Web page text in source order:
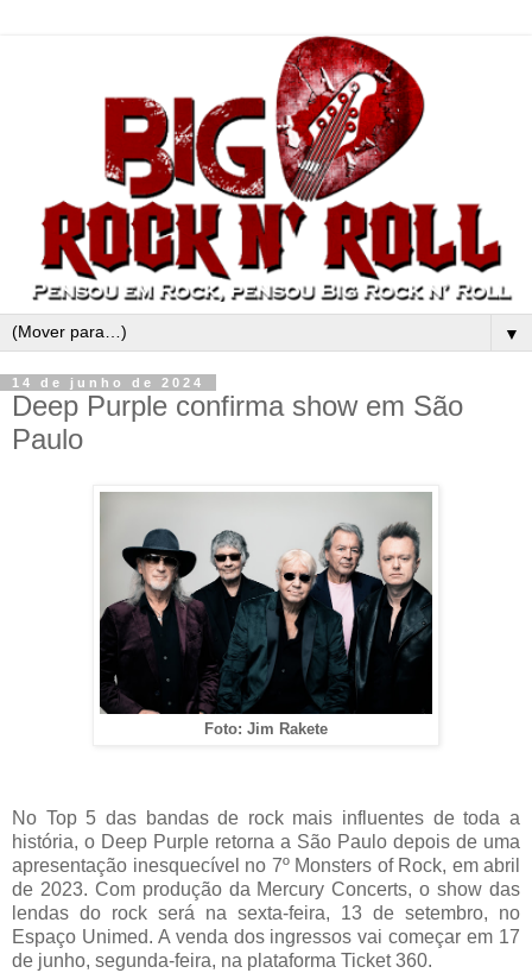
▼
14 de junho de 2024
Deep Purple confirma show em São
Paulo
Foto: Jim Rakete
No Top 5 das bandas de rock mais influentes de toda a
história, o Deep Purple retorna a São Paulo depois de uma
apresentação inesquecível no 7º Monsters of Rock, em abril
de 2023. Com produção da Mercury Concerts, o show das
lendas do rock será na sexta-feira, 13 de setembro, no
Espaço Unimed. A venda dos ingressos vai começar em 17
de junho, segunda-feira, na plataforma Ticket 360.